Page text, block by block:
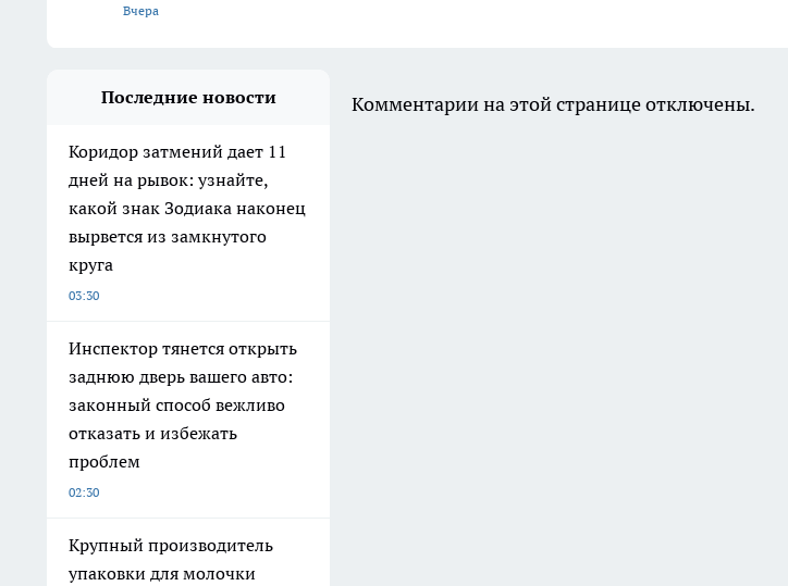
Вчера
Последние новости
Коридор затмений дает 11
дней на рывок: узнайте,
какой знак Зодиака наконец
вырвется из замкнутого
круга
03:30
Инспектор тянется открыть
заднюю дверь вашего авто:
законный способ вежливо
отказать и избежать
проблем
02:30
Крупный производитель
упаковки для молочки
Комментарии на этой странице отключены.